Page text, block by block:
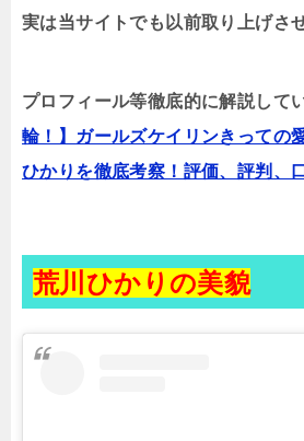
実は当サイトでも以前取り上げさ
プロフィール等徹底的に解説して
輪！】ガールズケイリンきっての
ひかりを徹底考察！評価、評判、
荒川ひかりの美貌